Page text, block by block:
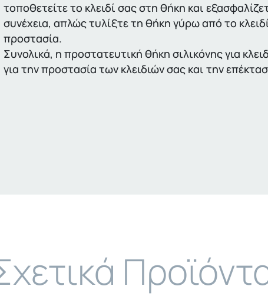
τοποθετείτε το κλειδί σας στη θήκη και
συνέχεια, απλώς τυλίξτε τη θήκη γύρω από το
προστασία.
Συνολικά, η προστατευτική θήκη σιλικόνης για
για την προστασία των κλειδιών σας και την